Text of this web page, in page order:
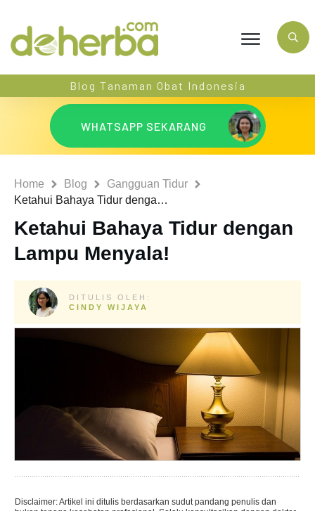
Blog Tanaman Obat Indonesia
WHATSAPP SEKARANG
Home Blog
Gangguan Tidur
Ketahui Bahaya Tidur dengan Lampu Menyala!
Ketahui Bahaya Tidur dengan
Lampu Menyala!
DITULIS OLEH:
CINDY WIJAYA
Disclaimer: Artikel ini ditulis berdasarkan sudut pandang penulis dan